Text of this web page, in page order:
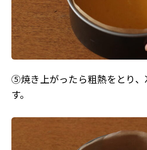
⑤焼き上がったら粗熱をとり、
す。